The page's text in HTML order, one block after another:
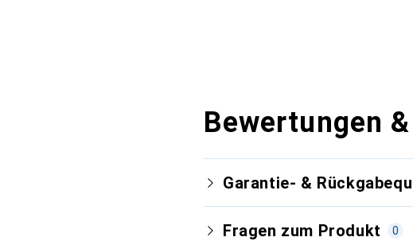
Bewertungen
Garantie- &
Fragen zum Produkt 0